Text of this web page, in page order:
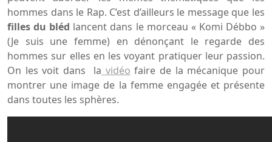
hommes dans le Rap. C’est d’ailleurs le message que les
filles du bléd lancent dans le morceau « Komi Débbo »
(Je suis une femme) en dénonçant le regarde des
hommes sur elles en les voyant pratiquer leur passion.
On les voit dans la vidéo faire de la mécanique pour
montrer une image de la femme engagée et présente
dans toutes les sphères.